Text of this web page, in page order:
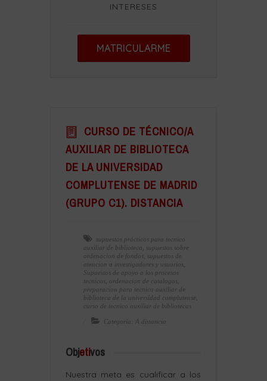
INTERESES
MATRICULARME
CURSO DE TÉCNICO/A
AUXILIAR DE BIBLIOTECA
DE LA UNIVERSIDAD
COMPLUTENSE DE MADRID
(GRUPO C1). DISTANCIA
supuestos prácticos para tecnico
auxiliar de biblioteca
supuestos sobre
ordenacion de fondos
supuestos de
atencion a investigadores y usuarios
Supuestos de apoyo a los procesos
tecnicos
ordenacion de catalogos
preparacion para tecnico auxiliar de
biblioteca de la universidad complutense
curso de tecnico auxiliar de bibliotecas
Categoría: A distancia
Objetivos
Nuestra meta es cualificar a los